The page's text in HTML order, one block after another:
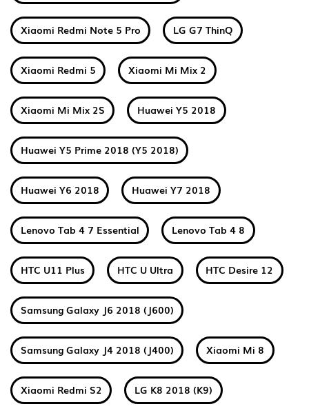
Xiaomi Redmi Note 5 Pro LG G7 ThinQ
Xiaomi Redmi 5 Xiaomi Mi Mix 2
Xiaomi Mi Mix 2S Huawei Y5 2018
Huawei Y5 Prime 2018 (Y5 2018)
Huawei Y6 2018 Huawei Y7 2018
Lenovo Tab 4 7 Essential Lenovo Tab 4 8
HTC U11 Plus HTC U Ultra HTC Desire 12
Samsung Galaxy J6 2018 (J600)
Samsung Galaxy J4 2018 (J400) Xiaomi Mi 8
Xiaomi Redmi S2 LG K8 2018 (K9)